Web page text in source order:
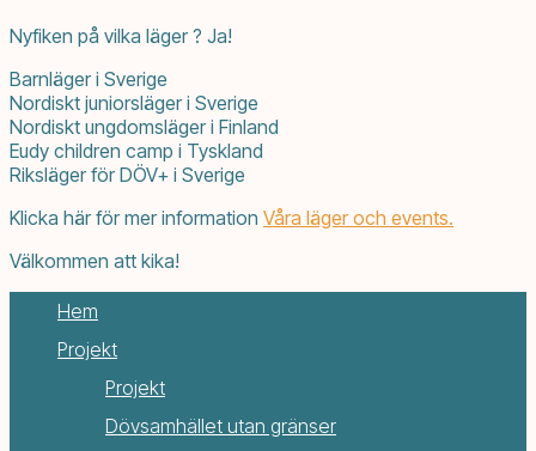
Nyfiken på vilka läger ? Ja!
Barnläger i Sverige
Nordiskt juniorsläger i Sverige
Nordiskt ungdomsläger i Finland
Eudy children camp i Tyskland
Riksläger för DÖV+ i Sverige
Klicka här för mer information Våra läger och events.
Välkommen att kika!
Hem
Projekt
Projekt
Dövsamhället utan gränser